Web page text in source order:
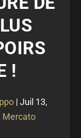
!
| Juil 13,
Mercato